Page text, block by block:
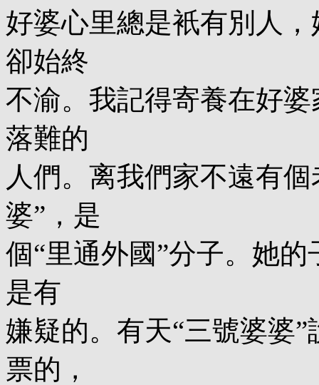
好婆心里總是衹有別人
卻始終
不渝。我記得寄養在好
落難的
人們。离我們家不遠有
婆”，是
個“里通外國”分子。她
是有
嫌疑的。有天“三號婆婆
票的，